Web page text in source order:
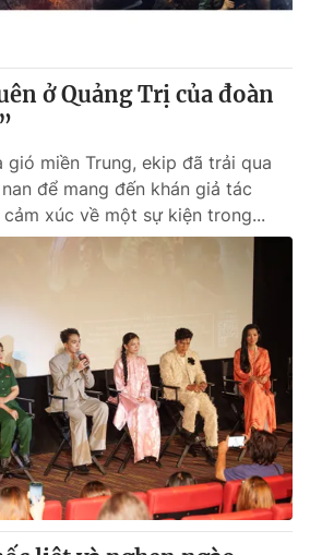
ở Quảng Trị của đoàn
gió miền Trung, ekip đã trải qua
để mang đến khán giả tác
xúc về một sự kiện trong...